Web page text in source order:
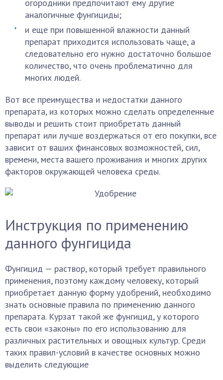
огородники предпочитают ему другие
аналогичные фунгициды;
и еще при повышенной влажности данный
препарат приходится использовать чаще, а
следовательно его нужно достаточно большое
количество, что очень проблематично для
многих людей.
Вот все преимущества и недостатки данного
препарата, из которых можно сделать определенные
выводы и решить стоит приобретать данный
препарат или лучше воздержаться от его покупки, все
зависит от ваших финансовых возможностей, сил,
времени, места вашего проживания и многих других
факторов окружающей человека среды.
Инструкция по применению
данного фунгицида
Фунгицид — раствор, который требует правильного
применения, поэтому каждому человеку, который
приобретает данную форму удобрений, необходимо
знать основные правила по применению данного
препарата. Курзат такой же фунгицид, у которого
есть свои «законы» по его использованию для
различных растительных и овощных культур. Среди
таких правил-условий в качестве основных можно
выделить следующие